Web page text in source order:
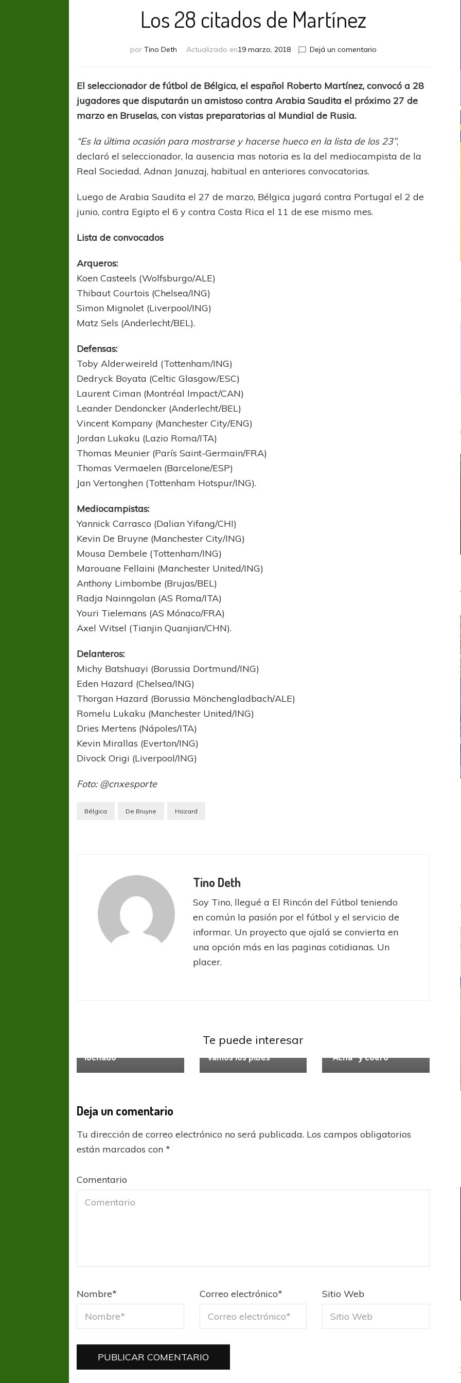
Los 28 citados de Martínez
por Tino Deth Actualizado en19 marzo, 2018 Dejá un comentarioen
citados
de
Martínez
El seleccionador de fútbol de Bélgica, el español Roberto Martínez, convocó a 28
jugadores que disputarán un amistoso contra Arabia Saudita el próximo 27 de
marzo en Bruselas, con vistas preparatorias al Mundial de Rusia.
“Es la última ocasión para mostrarse y hacerse hueco en la lista de los 23”,
declaró el seleccionador, la ausencia mas notoria es la del mediocampista de la
Real Sociedad, Adnan Januzaj, habitual en anteriores convocatorias.
Luego de Arabia Saudita el 27 de marzo, Bélgica jugará contra Portugal el 2 de
junio, contra Egipto el 6 y contra Costa Rica el 11 de ese mismo mes.
Lista de convocados
Arqueros:
Koen Casteels (Wolfsburgo/ALE)
Thibaut Courtois (Chelsea/ING)
Simon Mignolet (Liverpool/ING)
Matz Sels (Anderlecht/BEL).
Defensas:
Toby Alderweireld (Tottenham/ING)
Dedryck Boyata (Celtic Glasgow/ESC)
Laurent Ciman (Montréal Impact/CAN)
Leander Dendoncker (Anderlecht/BEL)
Vincent Kompany (Manchester City/ENG)
Jordan Lukaku (Lazio Roma/ITA)
Thomas Meunier (París Saint-Germain/FRA)
Thomas Vermaelen (Barcelone/ESP)
Jan Vertonghen (Tottenham Hotspur/ING).
Mediocampistas:
Yannick Carrasco (Dalian Yifang/CHI)
Kevin De Bruyne (Manchester City/ING)
Mousa Dembele (Tottenham/ING)
Marouane Fellaini (Manchester United/ING)
Anthony Limbombe (Brujas/BEL)
Radja Nainngolan (AS Roma/ITA)
Youri Tielemans (AS Mónaco/FRA)
Axel Witsel (Tianjin Quanjian/CHN).
Delanteros:
Michy Batshuayi (Borussia Dortmund/ING)
Eden Hazard (Chelsea/ING)
Thorgan Hazard (Borussia Mönchengladbach/ALE)
Romelu Lukaku (Manchester United/ING)
Dries Mertens (Nápoles/ITA)
Kevin Mirallas (Everton/ING)
Divock Origi (Liverpool/ING)
Foto: @cnxesporte
Bélgica De Bruyne Hazard
Tino Deth
Soy Tino, llegué a El Rincón del Fútbol teniendo
en común la pasión por el fútbol y el servicio de
informar. Un proyecto que ojalá se convierta en
una opción más en las paginas cotidianas. Un
placer.
Te puede interesar
luchado
Sin categoría
Vamos los pibes “Acha” y cuero
Deja un comentario
Tu dirección de correo electrónico no será publicada. Los campos obligatorios
están marcados con*
Comentario
Nombre* Correo electrónico* Sitio Web
FÚTBOL FEMENINO
Ajustada caída de Verónica en Alejandro
Korn
Verónica jugará ante Estrella del Sur en el Las campeonas festejaron ante su gente